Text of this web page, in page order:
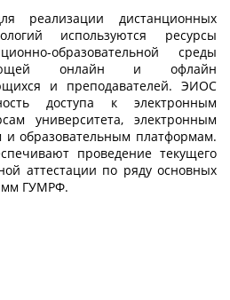
реализации дистанционных
используются ресурсы
образовательной среды
онлайн и офлайн
и преподавателей. ЭИОС
доступа к электронным
университета, электронным
образовательным платформам.
проведение текущего
аттестации по ряду основных
ГУМРФ.